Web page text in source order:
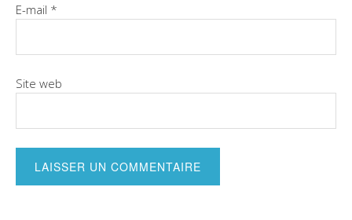
E-mail *
Site web